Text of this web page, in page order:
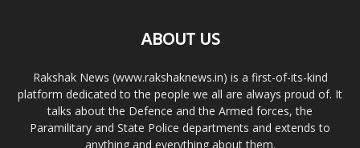
ABOUT US
Rakshak News (www.rakshaknews.in) is a first-of-its-kind
platform dedicated to the people we all are always proud of. It
talks about the Defence and the Armed forces, the
Paramilitary and State Police departments and extends to
anything and everything about them.